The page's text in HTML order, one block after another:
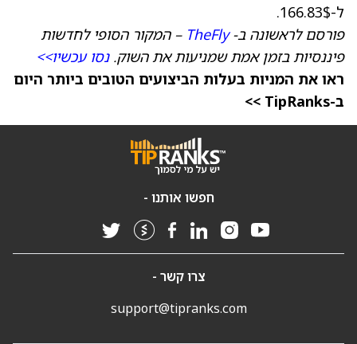
ל-166.83$.
פורסם לראשונה ב-TheFly – המקור הסופי לחדשות
פיננסיות בזמן אמת שמניעות את השוק.נסו עכשיו>>
ראו את המניות בעלות הביצועים הטובים ביותר היום
ב-TipRanks >>
חפשו אותנו -
צרו קשר -
support@tipranks.com